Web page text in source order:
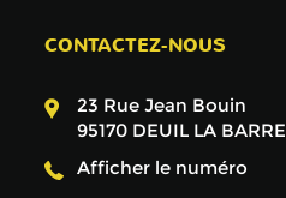
CONTACTEZ-NOUS
23 Rue Jean Bouin
95170 DEUIL LA BARRE
Afficher le numéro